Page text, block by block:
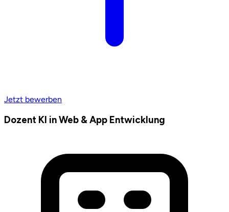
Jetzt bewerben
Dozent KI in Web & App Entwicklung